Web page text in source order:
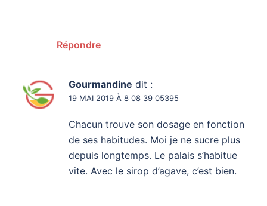
Répondre
Gourmandine dit :
19 MAI 2019 À 8 08 39 05395
Chacun trouve son dosage en fonction
de ses habitudes. Moi je ne sucre plus
depuis longtemps. Le palais s’habitue
vite. Avec le sirop d’agave, c’est bien.